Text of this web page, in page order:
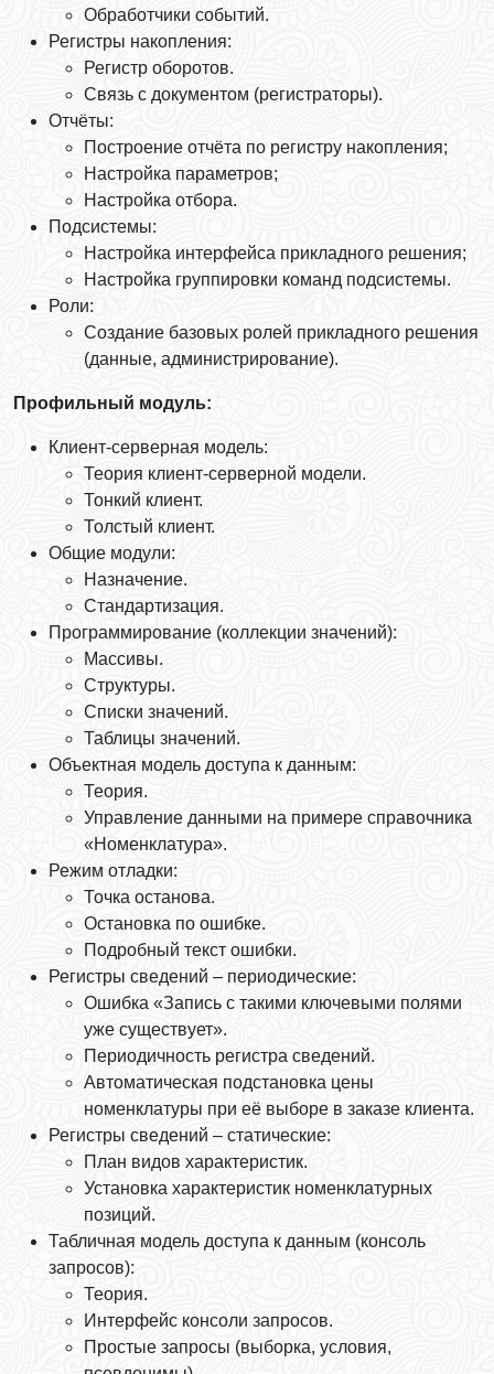
Обработчики событий.
Регистры накопления:
Регистр оборотов.
Связь с документом (регистраторы).
Отчёты:
Построение отчёта по регистру накопления;
Настройка параметров;
Настройка отбора.
Подсистемы:
Настройка интерфейса прикладного решения;
Настройка группировки команд подсистемы.
Роли:
Создание базовых ролей прикладного решения
(данные, администрирование).
Профильный модуль:
Клиент-серверная модель:
Теория клиент-серверной модели.
Тонкий клиент.
Толстый клиент.
Общие модули:
Назначение.
Стандартизация.
Программирование (коллекции значений):
Массивы.
Структуры.
Списки значений.
Таблицы значений.
Объектная модель доступа к данным:
Теория.
Управление данными на примере справочника
«Номенклатура».
Режим отладки:
Точка останова.
Остановка по ошибке.
Подробный текст ошибки.
Регистры сведений – периодические:
Ошибка «Запись с такими ключевыми полями
уже существует».
Периодичность регистра сведений.
Автоматическая подстановка цены
номенклатуры при её выборе в заказе клиента.
Регистры сведений – статические:
План видов характеристик.
Установка характеристик номенклатурных
позиций.
Табличная модель доступа к данным (консоль
запросов):
Теория.
Интерфейс консоли запросов.
Простые запросы (выборка, условия,